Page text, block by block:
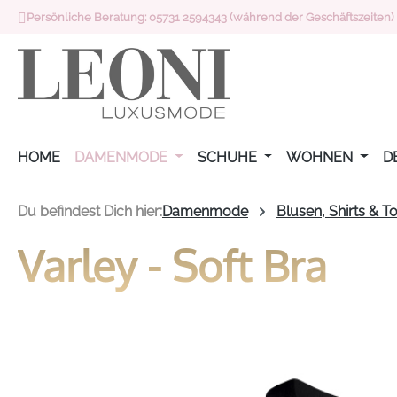
Hauptinhalt springen
Zur Suche springen
Zur Hauptnavigation springen
Persönliche Beratung: 05731 2594343 (während der Geschäftszeiten)
HOME DAMENMODE SCHUHE WOHNEN
Du befindest Dich hier:Damenmode Blusen, Shirts &
Varley - Soft Bra